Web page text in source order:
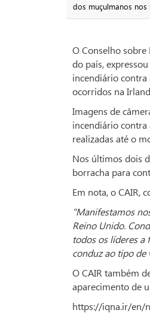
dos muçulmanos nos
O Conselho sobre
do país,
incendiário contra
ocorridos na
Imagens de
incendiário contra
realizadas até o
Nos últimos dois
borracha para
Em nota, o CAIR,
"Manifestamos
Reino Unido.
todos os líderes a
conduz ao tipo de
O CAIR também
aparecimento de
https://iqna.ir/en/